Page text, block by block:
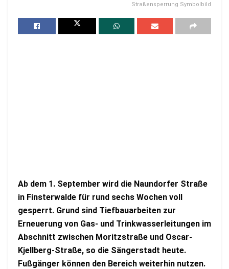
Straßensperrung Symbolbild
Ab dem 1. September wird die Naundorfer Straße
in Finsterwalde für rund sechs Wochen voll
gesperrt. Grund sind Tiefbauarbeiten zur
Erneuerung von Gas- und Trinkwasserleitungen im
Abschnitt zwischen Moritzstraße und Oscar-
Kjellberg-Straße, so die Sängerstadt heute.
Fußgänger können den Bereich weiterhin nutzen.